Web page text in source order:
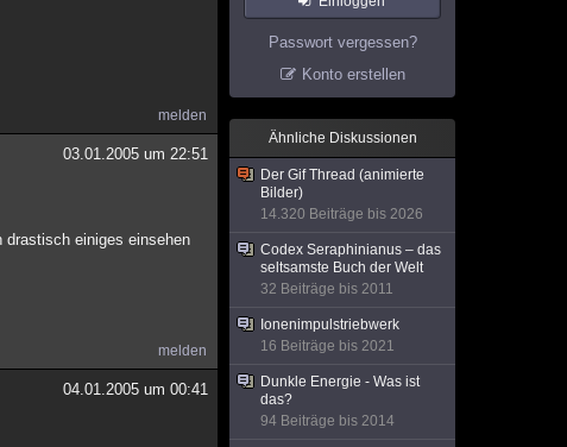
melden
03.01.2005 um 22:51
drastisch einiges einsehen
melden
04.01.2005 um 00:41
Passwort vergessen?
Konto erstellen
Ähnliche Diskussionen
Der Gif Thread (animierte
Bilder)
14.320 Beiträge bis 2026
Codex Seraphinianus – das
seltsamste Buch der Welt
32 Beiträge bis 2011
Ionenimpulstriebwerk
16 Beiträge bis 2021
Dunkle Energie - Was ist
das?
94 Beiträge bis 2014